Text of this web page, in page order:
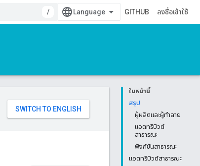
/
GITHUB ลงชื่อเข้าใช้
ในหน้านี้
สรุป
ผู้ผลิตและผู้ทำลาย
แอตทริบิวต์
สาธารณะ
ฟังก์ชันสาธารณะ
แอตทริบิวต์สาธารณะ